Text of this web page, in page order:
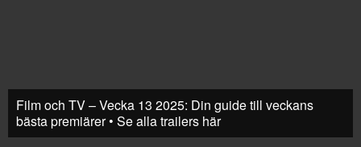
Film och TV – Vecka 13 2025: Din guide till veckans
bästa premiärer • Se alla trailers här